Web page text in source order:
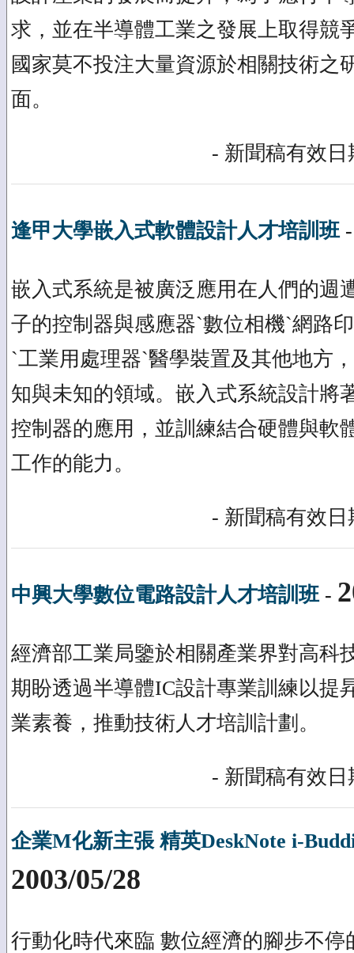
求，並在半導體工業之發展上取得競
國家莫不投注大量資源於相關技術之
面。
- 新聞稿有效日
逢甲大學嵌入式軟體設計人才培訓班
嵌入式系統是被廣泛應用在人們的週
子的控制器與感應器ˋ數位相機ˋ網路
ˋ工業用處理器ˋ醫學裝置及其他地方
知與未知的領域。嵌入式系統設計將
控制器的應用，並訓練結合硬體與軟
工作的能力。
- 新聞稿有效日
中興大學數位電路設計人才培訓班-
經濟部工業局鑒於相關產業界對高科
期盼透過半導體IC設計專業訓練以提
業素養，推動技術人才培訓計劃。
- 新聞稿有效日
企業M化新主張 精英DeskNote i-
2003/05/28
行動化時代來臨 數位經濟的腳步不停